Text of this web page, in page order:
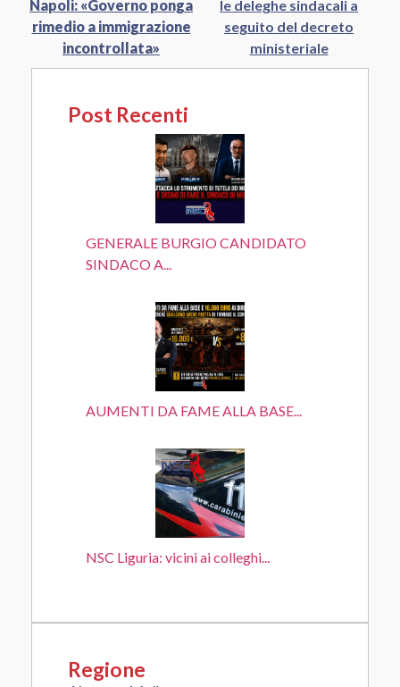
Napoli: «Governo ponga
rimedio a immigrazione
incontrollata»
le deleghe sindacali a
seguito del decreto
ministeriale
Post Recenti
GENERALE BURGIO CANDIDATO
SINDACO A...
AUMENTI DA FAME ALLA BASE...
NSC Liguria: vicini ai colleghi...
Regione